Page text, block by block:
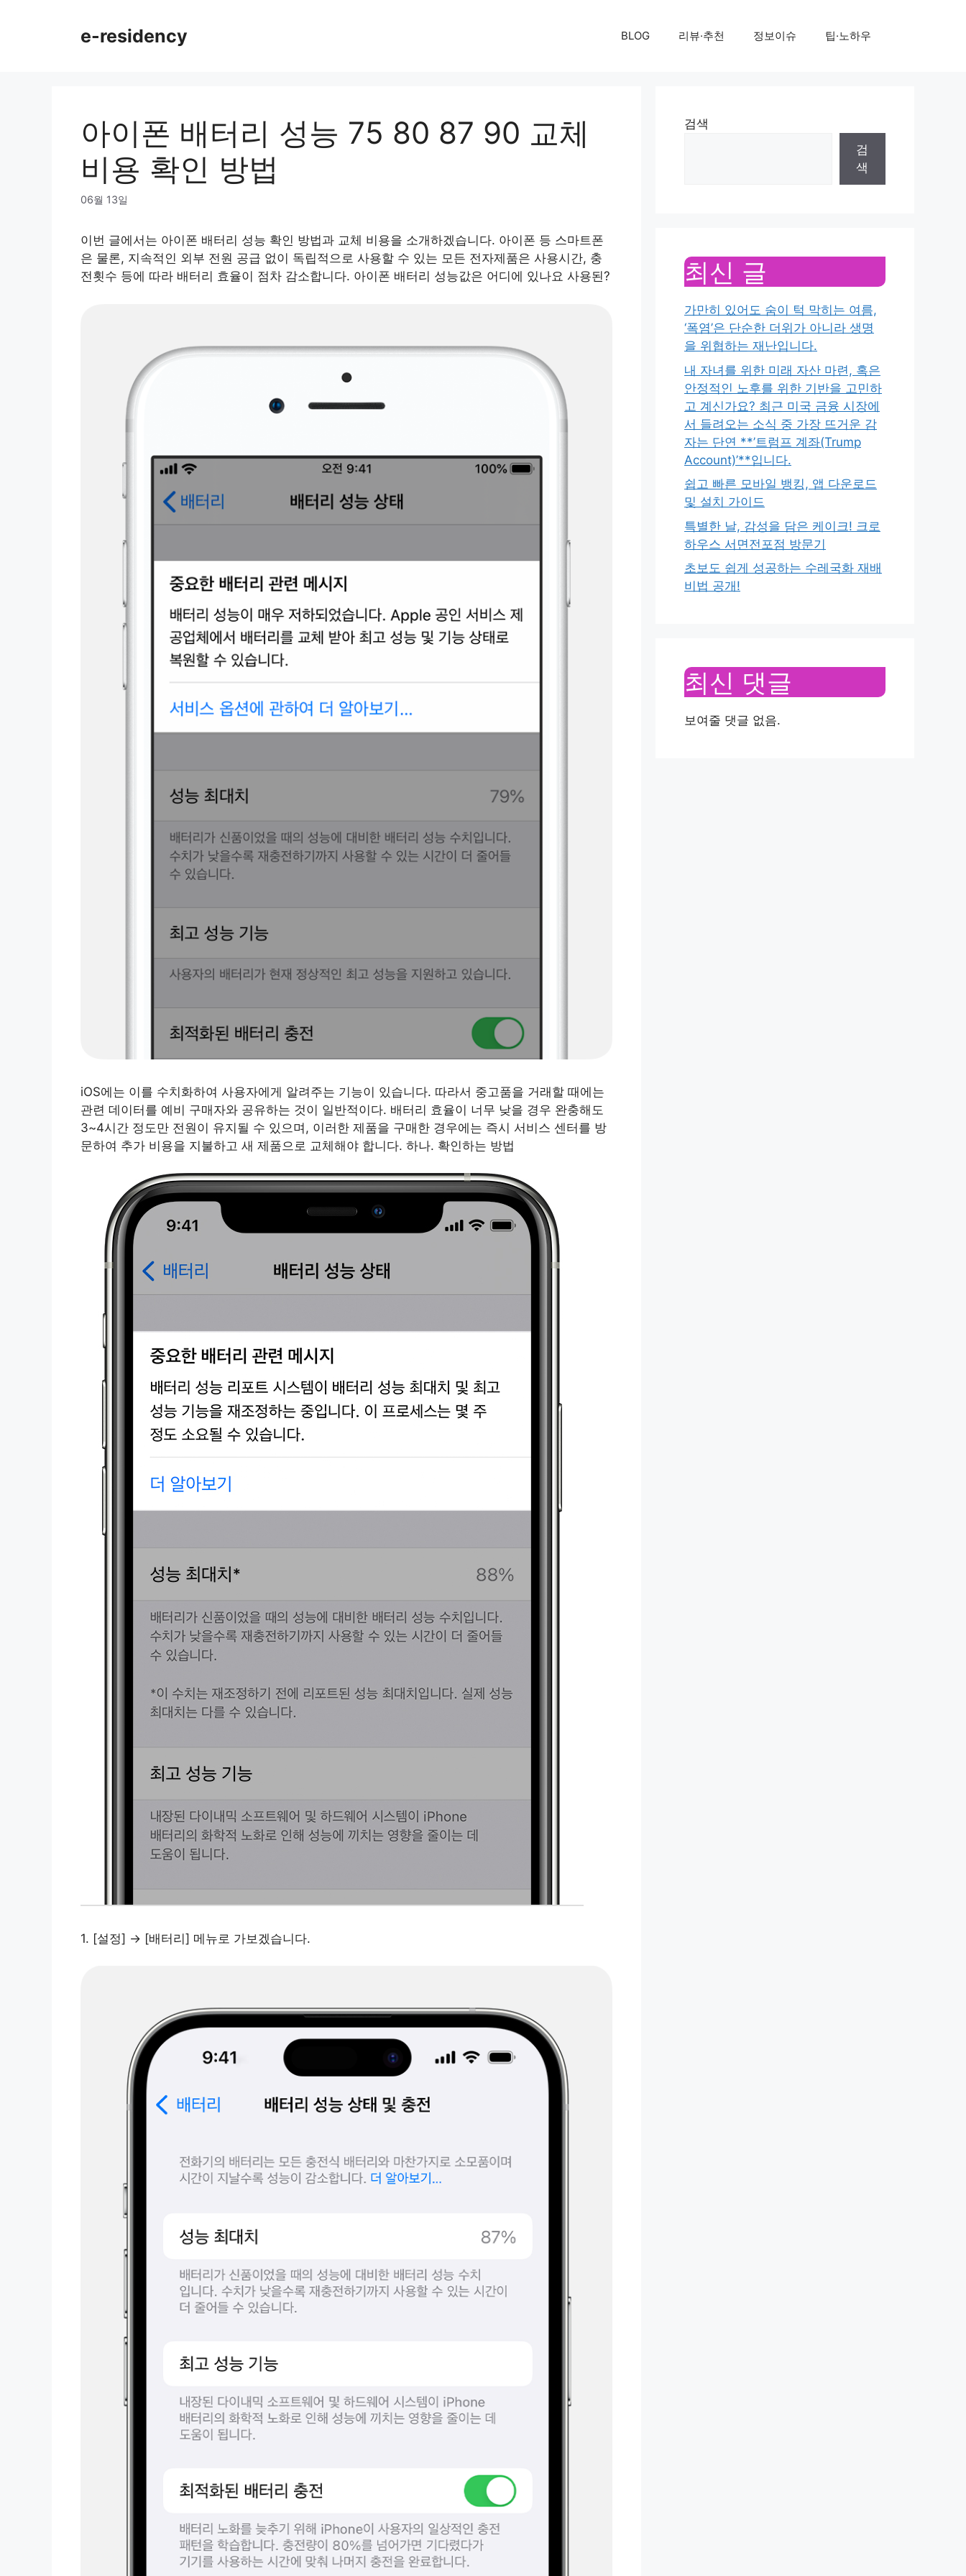
e-residency BLOG 리뷰·추천 정보이슈 팁·노하우
아이폰 배터리 성능 75 80 87 90 교체
비용 확인 방법
06월 13일
이번 글에서는 아이폰 배터리 성능 확인 방법과 교체 비용을 소개하겠습니다. 아이폰 등 스마트폰
은 물론, 지속적인 외부 전원 공급 없이 독립적으로 사용할 수 있는 모든 전자제품은 사용시간, 충
전횟수 등에 따라 배터리 효율이 점차 감소합니다. 아이폰 배터리 성능값은 어디에 있나요 ​​사용된?
iOS에는 이를 수치화하여 사용자에게 알려주는 기능이 있습니다. 따라서 중고품을 거래할 때에는
관련 데이터를 예비 구매자와 공유하는 것이 일반적이다. 배터리 효율이 너무 낮을 경우 완충해도
3~4시간 정도만 전원이 유지될 수 있으며, 이러한 제품을 구매한 경우에는 즉시 서비스 센터를 방
문하여 추가 비용을 지불하고 새 제품으로 교체해야 합니다. 하나. 확인하는 방법
1. [설정] → [배터리] 메뉴로 가보겠습니다.
검색
검
색
최신 글
가만히 있어도 숨이 턱 막히는 여름,
‘폭염’은 단순한 더위가 아니라 생명
을 위협하는 재난입니다.
내 자녀를 위한 미래 자산 마련, 혹은
안정적인 노후를 위한 기반을 고민하
고 계신가요? 최근 미국 금융 시장에
서 들려오는 소식 중 가장 뜨거운 감
자는 단연 **’트럼프 계좌(Trump
Account)’**입니다.
쉽고 빠른 모바일 뱅킹, 앱 다운로드
및 설치 가이드
특별한 날, 감성을 담은 케이크! 크로
하우스 서면전포점 방문기
초보도 쉽게 성공하는 수레국화 재배
비법 공개!
최신 댓글
보여줄 댓글 없음.